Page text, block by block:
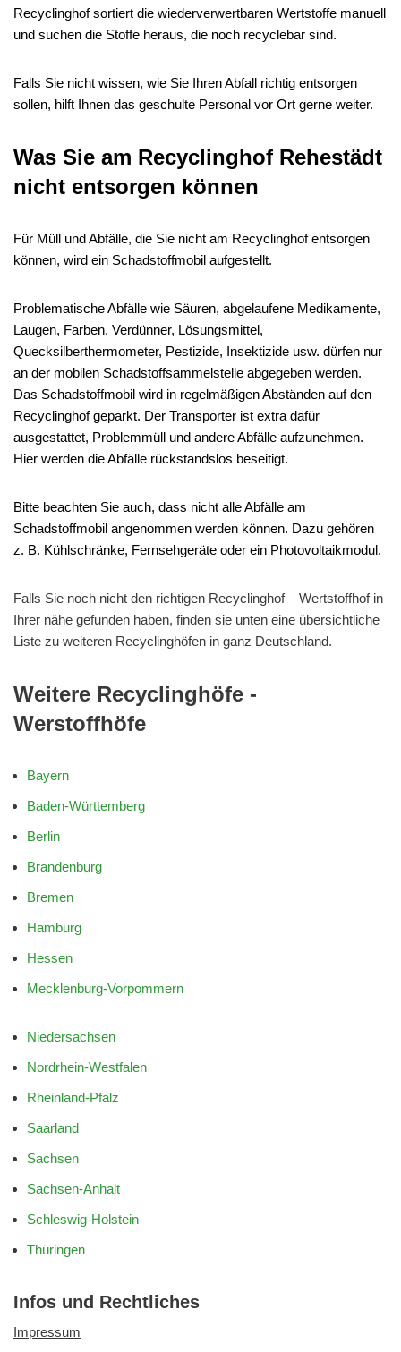
Recyclinghof sortiert die wiederverwertbaren Wertstoffe manuell
und suchen die Stoffe heraus, die noch recyclebar sind.
Falls Sie nicht wissen, wie Sie Ihren Abfall richtig entsorgen
sollen, hilft Ihnen das geschulte Personal vor Ort gerne weiter.
Was Sie am Recyclinghof Rehestädt
nicht entsorgen können
Für Müll und Abfälle, die Sie nicht am Recyclinghof entsorgen
können, wird ein Schadstoffmobil aufgestellt.
Problematische Abfälle wie Säuren, abgelaufene Medikamente,
Laugen, Farben, Verdünner, Lösungsmittel,
Quecksilberthermometer, Pestizide, Insektizide usw. dürfen nur
an der mobilen Schadstoffsammelstelle abgegeben werden.
Das Schadstoffmobil wird in regelmäßigen Abständen auf den
Recyclinghof geparkt. Der Transporter ist extra dafür
ausgestattet, Problemmüll und andere Abfälle aufzunehmen.
Hier werden die Abfälle rückstandslos beseitigt.
Bitte beachten Sie auch, dass nicht alle Abfälle am
Schadstoffmobil angenommen werden können. Dazu gehören
z. B. Kühlschränke, Fernsehgeräte oder ein Photovoltaikmodul.
Falls Sie noch nicht den richtigen Recyclinghof – Wertstoffhof in
Ihrer nähe gefunden haben, finden sie unten eine übersichtliche
Liste zu weiteren Recyclinghöfen in ganz Deutschland.
Weitere Recyclinghöfe -
Werstoffhöfe
Bayern
Baden-Württemberg
Berlin
Brandenburg
Bremen
Hamburg
Hessen
Mecklenburg-Vorpommern
Niedersachsen
Nordrhein-Westfalen
Rheinland-Pfalz
Saarland
Sachsen
Sachsen-Anhalt
Schleswig-Holstein
Thüringen
Infos und Rechtliches
Impressum